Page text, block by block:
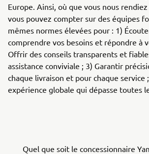
Europe. Ainsi, où que vous nous
vous pouvez compter sur des équipes
mêmes normes élevées pour : 1)
comprendre vos besoins et répondre à
Offrir des conseils transparents et
assistance conviviale ; 3) Garantir
chaque livraison et pour chaque service
expérience globale qui dépasse toutes
Quel que soit le concessionnaire